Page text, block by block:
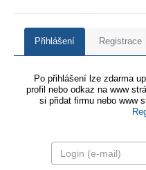
Přihlášení Registrace
Po přihlášení lze zdarma
profil nebo odkaz na www
si přidat firmu nebo www